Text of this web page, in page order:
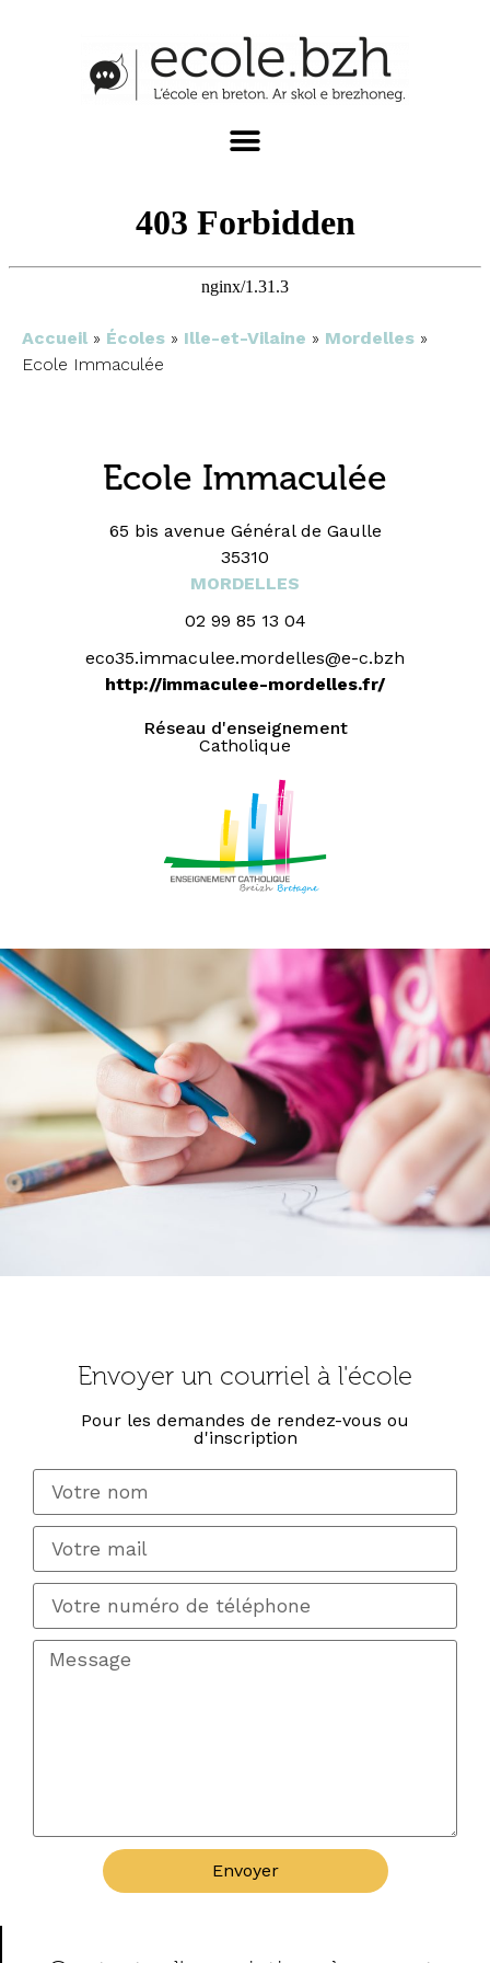
Accueil » Écoles » Ille-et-Vilaine » Mordelles »
Ecole Immaculée
Ecole Immaculée
65 bis avenue Général de Gaulle
35310
MORDELLES
02 99 85 13 04
eco35.immaculee.mordelles@e-c.bzh
http://immaculee-mordelles.fr/
Réseau d'enseignement
Catholique
Envoyer un courriel à l'école
Pour les demandes de rendez-vous ou
d'inscription
Envoyer